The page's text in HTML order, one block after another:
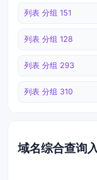
列表 分组 151
列表 分组 128
列表 分组 293
列表 分组 310
域名综合查询